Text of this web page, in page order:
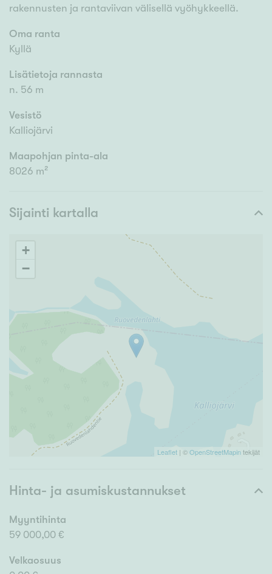
rakennusten ja rantaviivan välisellä vyöhykkeellä.
Oma ranta
Kyllä
Lisätietoja rannasta
n. 56 m
Vesistö
Kalliojärvi
Maapohjan pinta-ala
8026 m²
Sijainti kartalla
+
−
Leaflet | ©OpenStreetMapintekijät
Hinta- ja asumiskustannukset
Myyntihinta
59 000,00 €
Velkaosuus